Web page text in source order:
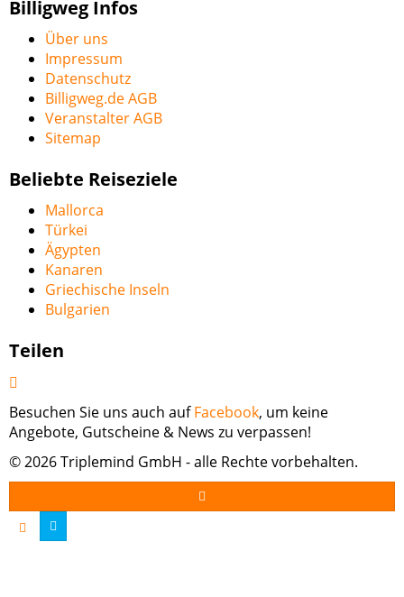
Billigweg Infos
Über uns
Impressum
Datenschutz
Billigweg.de AGB
Veranstalter AGB
Sitemap
Beliebte Reiseziele
Mallorca
Türkei
Ägypten
Kanaren
Griechische Inseln
Bulgarien
Teilen
Besuchen Sie uns auch aufFacebook, um keine
Angebote, Gutscheine & News zu verpassen!
© 2026 Triplemind GmbH - alle Rechte vorbehalten.